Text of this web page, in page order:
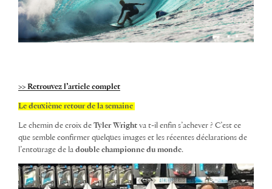
>> Retrouvez l’article complet
Le deuxième retour de la semaine
Le chemin de croix de Tyler Wright va t-il enfin s’achever ? C’est ce
que semble confirmer quelques images et les récentes déclarations de
l’entourage de la double championne du monde.